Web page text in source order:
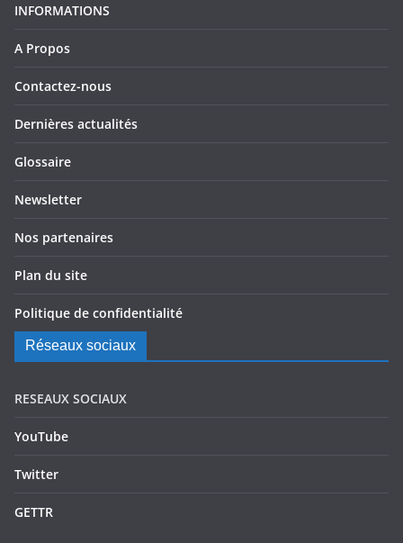
INFORMATIONS
A Propos
Contactez-nous
Dernières actualités
Glossaire
Newsletter
Nos partenaires
Plan du site
Politique de confidentialité
Réseaux sociaux
RESEAUX SOCIAUX
YouTube
Twitter
GETTR